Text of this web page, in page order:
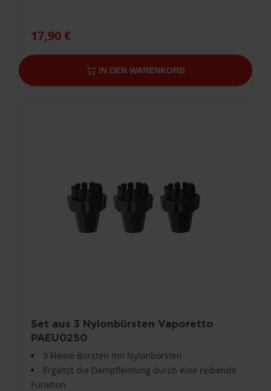
17,90 €
IN DEN WARENKORB
Set aus 3 Nylonbürsten Vaporetto
PAEU0250
3 kleine Bürsten mit Nylonborsten
Ergänzt die Dampfleistung durch eine reibende
Funktion